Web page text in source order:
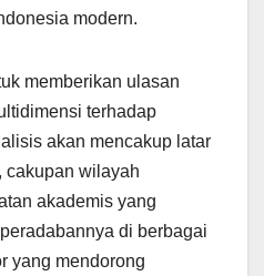
modern.
memberikan ulasan
terhadap
akan mencakup latar
cakupan wilayah
akademis yang
di berbagai
yang mendorong